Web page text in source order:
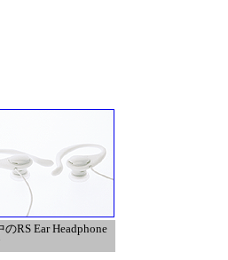
のRS Ear Headphone